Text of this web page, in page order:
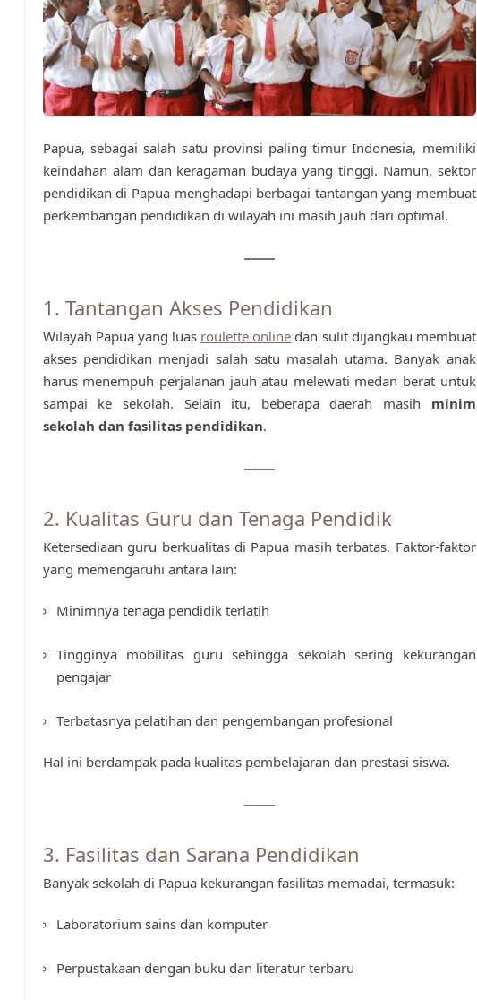
Papua, sebagai salah satu provinsi paling timur Indonesia, memiliki
keindahan alam dan keragaman budaya yang tinggi. Namun, sektor
pendidikan di Papua menghadapi berbagai tantangan yang membuat
perkembangan pendidikan di wilayah ini masih jauh dari optimal.
1. Tantangan Akses Pendidikan
Wilayah Papua yang luas roulette online dan sulit dijangkau membuat
akses pendidikan menjadi salah satu masalah utama. Banyak anak
harus menempuh perjalanan jauh atau melewati medan berat untuk
sampai ke sekolah. Selain itu, beberapa daerah masih minim
sekolah dan fasilitas pendidikan.
2. Kualitas Guru dan Tenaga Pendidik
Ketersediaan guru berkualitas di Papua masih terbatas. Faktor-faktor
yang memengaruhi antara lain:
Minimnya tenaga pendidik terlatih
Tingginya mobilitas guru sehingga sekolah sering kekurangan
pengajar
Terbatasnya pelatihan dan pengembangan profesional
Hal ini berdampak pada kualitas pembelajaran dan prestasi siswa.
3. Fasilitas dan Sarana Pendidikan
Banyak sekolah di Papua kekurangan fasilitas memadai, termasuk:
Laboratorium sains dan komputer
Perpustakaan dengan buku dan literatur terbaru